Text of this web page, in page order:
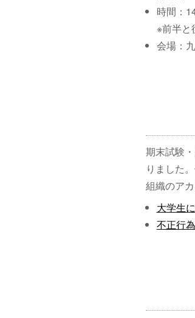
時間：
※前半と
会場：
期末試験
りました
組織のア
大学生
不正行